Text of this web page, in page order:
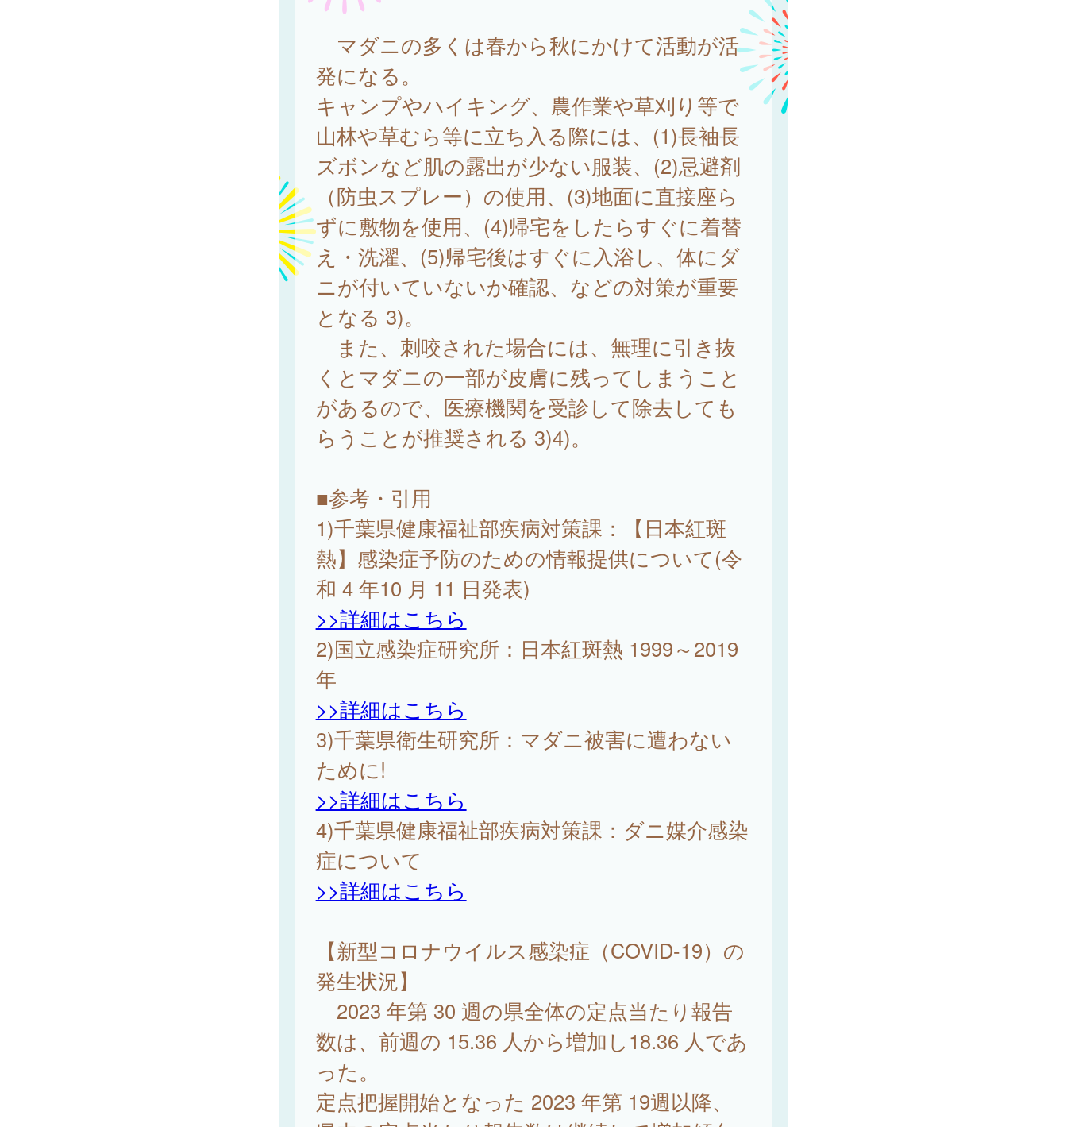
マダニの多くは春から秋にかけて活動が活
発になる。
キャンプやハイキング、農作業や草刈り等で
山林や草むら等に立ち入る際には、(1)長袖長
ズボンなど肌の露出が少ない服装、(2)忌避剤
（防虫スプレー）の使用、(3)地面に直接座ら
ずに敷物を使用、(4)帰宅をしたらすぐに着替
え・洗濯、(5)帰宅後はすぐに入浴し、体にダ
ニが付いていないか確認、などの対策が重要
となる 3)。
また、刺咬された場合には、無理に引き抜
くとマダニの一部が皮膚に残ってしまうこと
があるので、医療機関を受診して除去しても
らうことが推奨される 3)4)。
■参考・引用
1)千葉県健康福祉部疾病対策課：【日本紅斑
熱】感染症予防のための情報提供について(令
和 4 年10 月 11 日発表)
>>詳細はこちら
2)国立感染症研究所：日本紅斑熱 1999～2019
年
>>詳細はこちら
3)千葉県衛生研究所：マダニ被害に遭わない
ために!
>>詳細はこちら
4)千葉県健康福祉部疾病対策課：ダニ媒介感染
症について
>>詳細はこちら
【新型コロナウイルス感染症（COVID-19）の
発生状況】
2023 年第 30 週の県全体の定点当たり報告
数は、前週の 15.36 人から増加し18.36 人であ
った。
定点把握開始となった 2023 年第 19週以降、